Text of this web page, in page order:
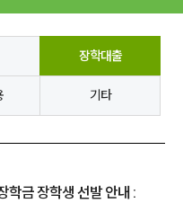
장학대출
기타
학금 장학생 선발 안내 :